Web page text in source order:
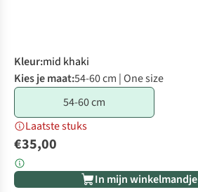
Kleur:mid khaki
Kies je maat:54-60 cm | One size
54-60 cm
Laatste stuks
€35,00
In mijn winkelmandje